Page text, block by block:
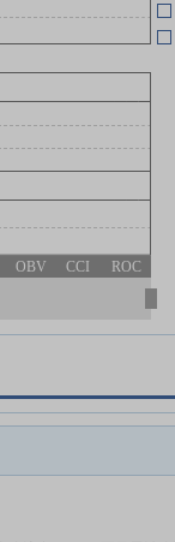
OBV CCI ROC